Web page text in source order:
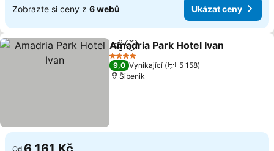
Zobrazte si ceny z 6 webů Ukázat ceny
SdíletPřidat na seznam oblíbených
Amadria Park Hotel Ivan
4 Počet hvězdiček
9,0 Vynikající
5 158
Šibenik
Od